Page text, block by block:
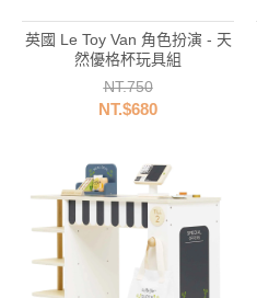
英國 Le Toy Van 角色扮演 - 天
然優格杯玩具組
NT.750
NT.$680